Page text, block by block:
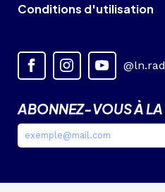
Conditions d'utilisation
ABONNEZ-VOUS À LA